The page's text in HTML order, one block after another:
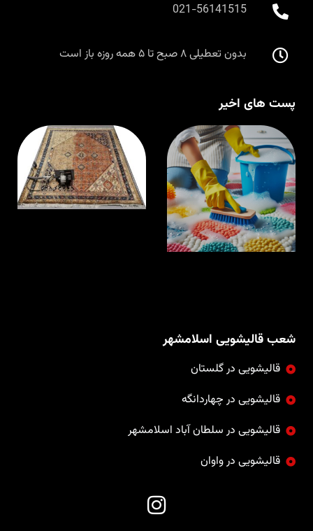
021-56141515
بدون تعطیلی ۸ صبح تا ۵ همه روزه باز است
پست های اخیر
قالیشویی در
اسلامشهر با
مواد نانو و
ضدحساسیت
شعب قالیشویی اسلامشهر
قالیشویی در گلستان
قالیشویی در چهاردانگه
قالیشویی در سلطان آباد اسلامشهر
قالیشویی در واوان